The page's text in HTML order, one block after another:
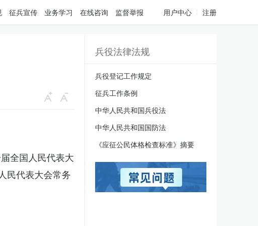
征兵宣传 业务学习 在线咨询 监督举报 用户中心 注册
全国人民代表大
民代表大会常务
兵役法律法规
兵役登记工作规定
征兵工作条例
中华人民共和国兵役法
中华人民共和国国防法
《应征公民体格检查标准》摘要